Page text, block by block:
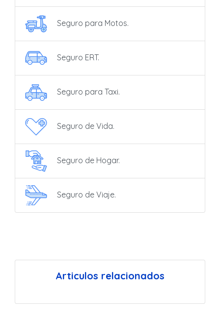
Seguro para Motos.
Seguro ERT.
Seguro para Taxi.
Seguro de Vida.
Seguro de Hogar.
Seguro de Viaje.
Articulos relacionados